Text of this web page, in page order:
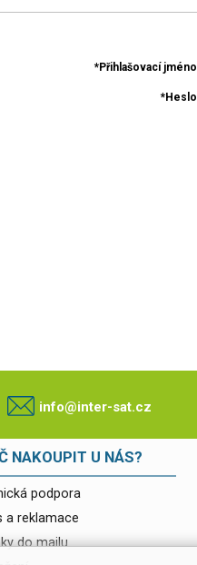
Přihlašovací jméno
Heslo
info@inter-sat.cz
NAKOUPIT U NÁS?
podpora
a reklamace
do mailu